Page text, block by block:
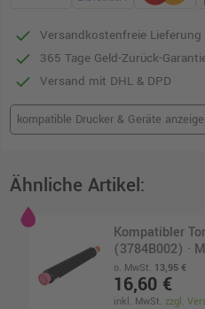
Versandkostenfreie
365 Tage Geld-Zurück-
Versand mit DHL & DPD
kompatible Drucker & Geräte
Ähnliche Artikel:
Kompatibler
(3784B002) ·
o. MwSt. 13,95 €
16,60 €
inkl. MwSt.zzgl.